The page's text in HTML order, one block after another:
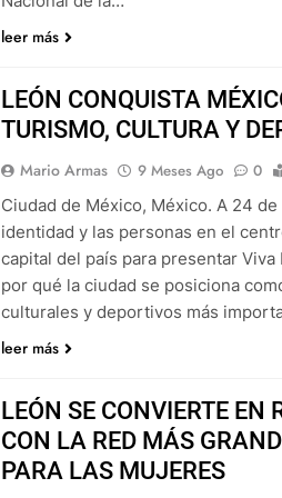
leer más
LEÓN CONQUISTA
TURISMO, CULTURA Y
Mario Armas 9 Meses Ago 0
Ciudad de México, México. A 24
identidad y las personas en el
capital del país para presentar
por qué la ciudad se posiciona
culturales y deportivos más
leer más
LEÓN SE CONVIERTE EN
CON LA RED MÁS
PARA LAS MUJERES